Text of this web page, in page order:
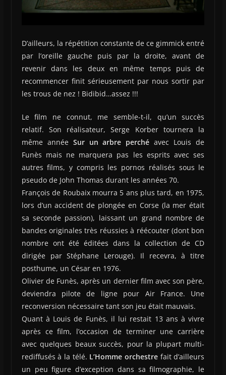
D’ailleurs, la répétition constante de ce gimmick entré
par l’oreille gauche puis par la droite, avant de
revenir dans les deux en même temps puis de
recommencer finit sérieusement par nous sortir par
les trous de nez ! Bidibid…assez !!!
Le film ne connut, me semble-t-il, qu’un succès
relatif. Son réalisateur, Serge Korber tournera la
même année Sur un arbre perché avec Louis de
Funès mais ne marquera pas les esprits avec ses
autres films, y compris les pornos réalisés sous le
pseudo de John Thomas durant les années 70.
François de Roubaix mourra 5 ans plus tard, en 1975,
lors d’un accident de plongée en Corse (la mer était
sa seconde passion), laissant un grand nombre de
bandes originales très réussies à réécouter (dont bon
nombre ont été éditées dans la collection de CD
dirigée par Stéphane Lerouge). Il recevra, à titre
posthume, un César en 1976.
Olivier de Funès, après un dernier film avec son père,
deviendra pilote de ligne pour Air France. Une
reconversion nécessaire tant son jeu était mauvais.
Quant à Louis de Funès, il lui restait 13 ans à vivre
après ce film, l’occasion de terminer une carrière
avec quelques beaux succès, pour la plupart multi-
rediffusés à la télé. L’Homme orchestrefait d’ailleurs
un peu figure d’exception dans sa filmographie, le